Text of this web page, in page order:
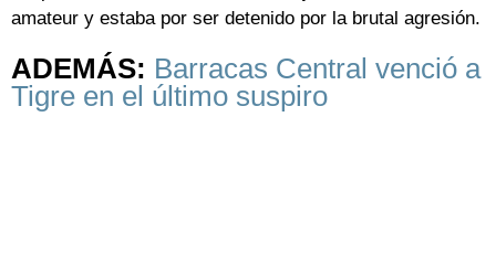
amateur y estaba por ser detenido por la brutal agresión.
ADEMÁS: Barracas Central venció a
Tigre en el último suspiro